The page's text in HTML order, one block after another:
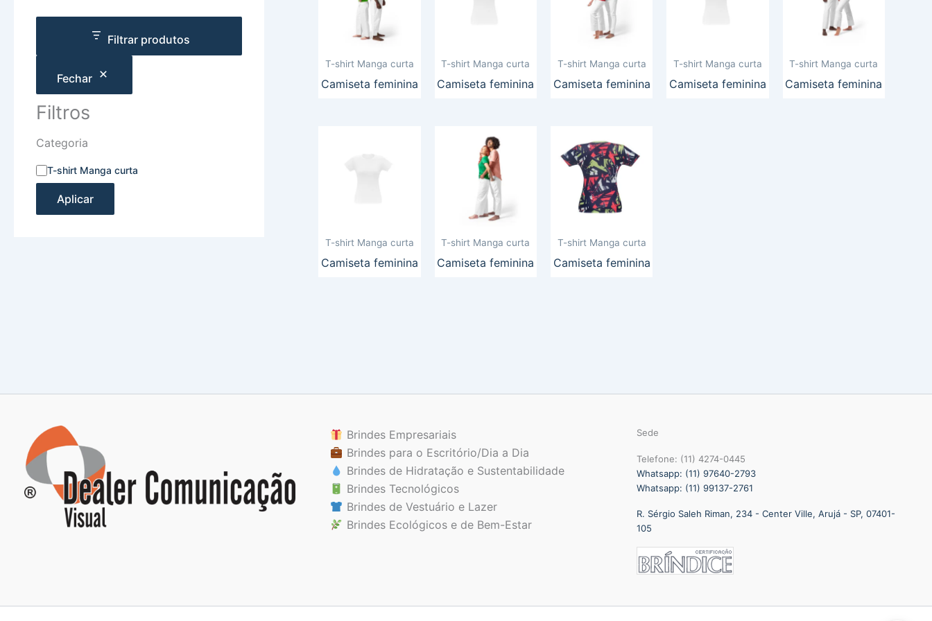
Filtrar produtos
Fechar
Filtros
Categoria
T-shirt Manga curta
Aplicar
T-shirt Manga curta
Camiseta feminina
T-shirt Manga curta
Camiseta feminina
T-shirt Manga curta
Camiseta feminina
T-shirt Manga curta
Camiseta feminina
T-shirt Manga curta
Camiseta feminina
T-shirt Manga curta
Camiseta feminina
T-shirt Manga curta
Camiseta feminina
T-shirt Manga curta
Camiseta feminina
Brindes Empresariais
Brindes para o Escritório/Dia a Dia
Brindes de Hidratação e Sustentabilidade
Brindes Tecnológicos
Brindes de Vestuário e Lazer
Brindes Ecológicos e de Bem-Estar
Sede
Telefone: (11) 4274-0445
Whatsapp: (11) 97640-2793
Whatsapp: (11) 99137-2761
R. Sérgio Saleh Riman, 234 - Center Ville, Arujá - SP, 07401-
105